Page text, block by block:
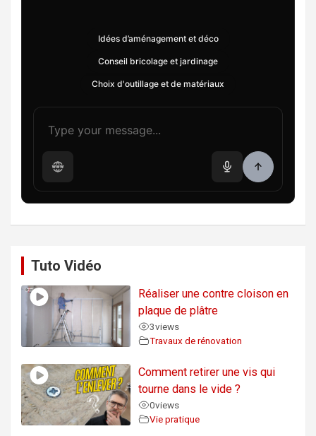
Idées d’aménagement et déco
Conseil bricolage et jardinage
Choix d'outillage et de matériaux
Tuto Vidéo
Réaliser une contre cloison en
plaque de plâtre
3views
Travaux de rénovation
Comment retirer une vis qui
tourne dans le vide ?
0views
Vie pratique